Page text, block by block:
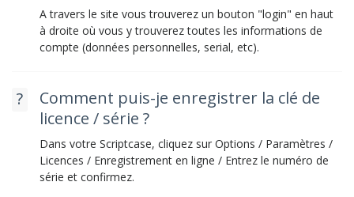
A travers le site vous trouverez un bouton "login" en haut
à droite où vous y trouverez toutes les informations de
compte (données personnelles, serial, etc).
Comment puis-je enregistrer la clé de
licence / série ?
Dans votre Scriptcase, cliquez sur Options / Paramètres /
Licences / Enregistrement en ligne / Entrez le numéro de
série et confirmez.